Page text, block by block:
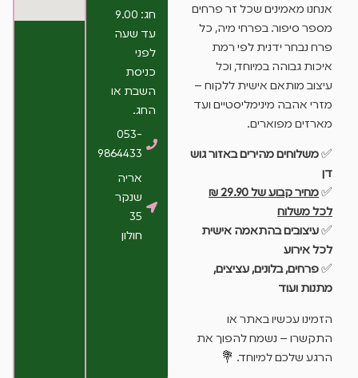
חג: 9.00
עד שעה
לפני
כניסת
השבת או
החג.
053-
9864433
אריה
שנקר
35
חולון
אנחנו מאמינים שכל זר פרחים
מספר סיפור. בפרחי מיה, כל
פרח נבחר ידנית לפי רמת
איכות גבוהה במיוחד, וכל
עיצוב מותאם אישית ללקוח –
מזרי אהבה מינימליסטיים ועד
מארזים מפוארים.
✅משלוחים מהירים באזור גוש
דן
✅
מחיר קבוע של 29.90 ₪
לכל משלוח
✅עיצובים בהתאמה אישית
לכל אירוע
✅פרחים, בלונים, עציצים,
מתנות ועוד
הזמינו עכשיו באתר או
התקשרו – נשמח להפוך את
הרגע שלכם למיוחד. 💐